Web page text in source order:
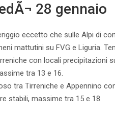
28 gennaio
eccetto che sulle Alpi di
mattutini su FVG e Liguria.
con locali precipitazioni
tra 13 e 16.
tra Tirreniche e Appennino
stabili, massime tra 15 e 18.